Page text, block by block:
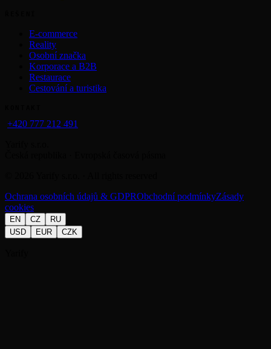
E-commerce
Reality
Osobní značka
Korporace a B2B
Restaurace
Cestování a turistika
+420 777 212 491
Ochrana osobních údajů & GDPRObchodní podmínkyZásady
cookies
EN CZ
RU
USD
EUR CZK